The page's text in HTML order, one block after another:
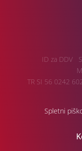
ID za DDV
TR SI 56 0242
Spletni